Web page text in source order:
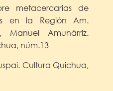
metacercarias de
en la Región Am.
Manuel Amunárriz.
núm.13
Cultura Quichua,